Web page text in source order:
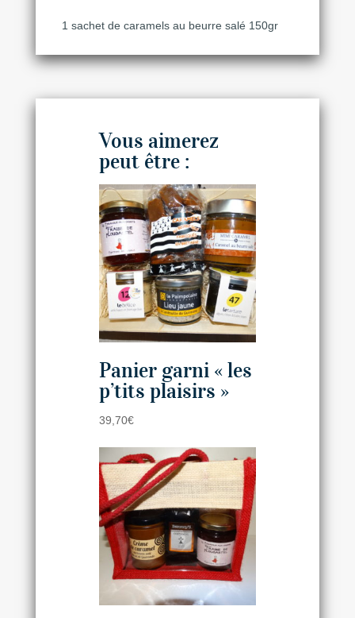
1 sachet de caramels au beurre salé 150gr
Vous aimerez
peut être :
Panier garni « les
p’tits plaisirs »
39,70€